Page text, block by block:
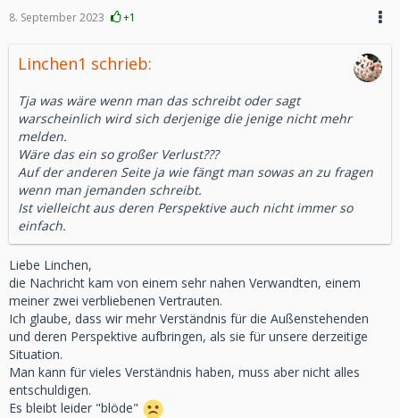
8. September 2023 +1
Linchen1 schrieb:
Tja was wäre wenn man das schreibt oder sagt
warscheinlich wird sich derjenige die jenige nicht mehr
melden.
Wäre das ein so großer Verlust???
Auf der anderen Seite ja wie fängt man sowas an zu fragen
wenn man jemanden schreibt.
Ist vielleicht aus deren Perspektive auch nicht immer so
einfach.
Liebe Linchen,
die Nachricht kam von einem sehr nahen Verwandten, einem
meiner zwei verbliebenen Vertrauten.
Ich glaube, dass wir mehr Verständnis für die Außenstehenden
und deren Perspektive aufbringen, als sie für unsere derzeitige
Situation.
Man kann für vieles Verständnis haben, muss aber nicht alles
entschuldigen.
Es bleibt leider "blöde"